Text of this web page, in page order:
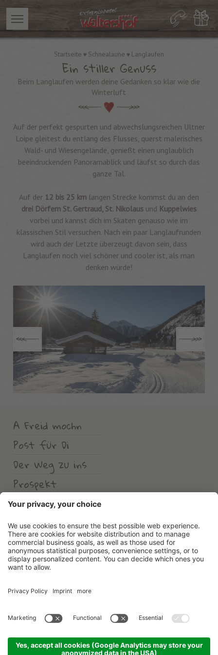
Startseite Schnealaune Langlaufen
Ein stiller Genuss
Beim Langlaufen werden deine Gedanken so klar wie die
Winterluft
Auf der perfekt gespurten und abwechslungsreichen Ultner
Loipe gleitest du entlang des Flusses, querst malerisches
Wald- und Wiesengelände, genießt einen unglaublich
beeindruckenden Panoramablick und läufst so durch das
ganze Tal.
Auf der 12 bis 25 kmlangen Strecke kommst du an den
drei Dörfern St. Gertraud, St. Nikolausund Kuppelwies
vorbei und kannst dich im Skaten genauso wie im
klassischen Stil versuchen. Nach ein paar Langlaufrunden
wird auch der Letzte überzeugt davon sein, dass
Langlaufen noch viel schöner und cooler ist, als man
denken würde!
A Freid mochn
Post für Di
Der Weg zu ins
Prospekt
Wetter
Erlebnishotel Waltershof
©2026 Erlebnishotel Waltershof . MwSt-Nr. 00582900213 .